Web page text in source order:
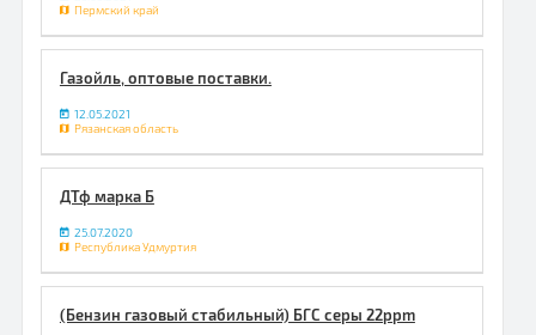
Пермский край
Газойль, оптовые поставки.
12.05.2021
Рязанская область
ДТф марка Б
25.07.2020
Республика Удмуртия
(Бензин газовый стабильный) БГС серы 22ppm